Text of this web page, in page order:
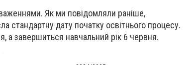
Як ми повідомляли раніше,
стандартну дату початку освітнього процесу.
а завершиться навчальний рік 6 червня.